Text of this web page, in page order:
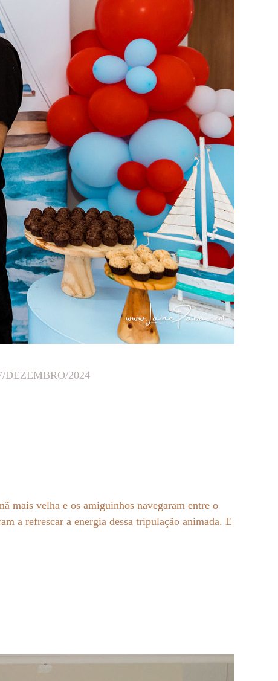
DEZEMBRO/2024
mais velha e os amiguinhos navegaram entre o
a refrescar a energia dessa tripulação animada. E